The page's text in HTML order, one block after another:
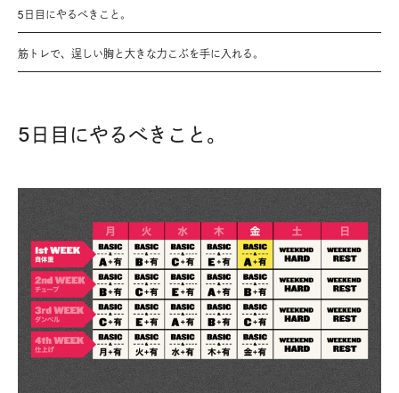
5日目にやるべきこと。
筋トレで、逞しい胸と大きな力こぶを手に入れる。
5日目にやるべきこと。